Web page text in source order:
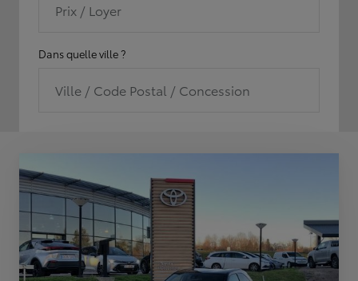
Prix / Loyer
Dans quelle ville ?
Ville / Code Postal / Concession